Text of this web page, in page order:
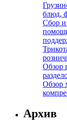
блюд,
Сбор и
Обзор
Обзор
Архив